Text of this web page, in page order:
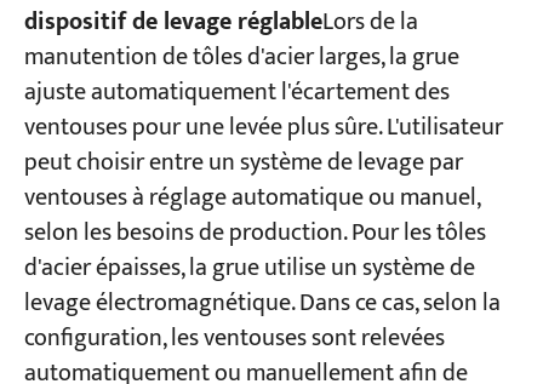
dispositif de levage réglableLors de la
manutention de tôles d'acier larges, la grue
ajuste automatiquement l'écartement des
ventouses pour une levée plus sûre. L'utilisateur
peut choisir entre un système de levage par
ventouses à réglage automatique ou manuel,
selon les besoins de production. Pour les tôles
d'acier épaisses, la grue utilise un système de
levage électromagnétique. Dans ce cas, selon la
configuration, les ventouses sont relevées
automatiquement ou manuellement afin de